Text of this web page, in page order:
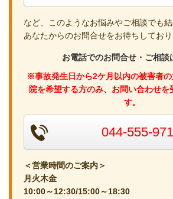
など、このようなお悩みやご相談でも結
あなたからのお問合せをお待ちしており
お電話でのお問合せ・ご相談
※事故発生日から2ケ月以内の被害者
院を希望する方のみ、お問い合わせを
す。
044-555-
＜営業時間のご案内＞
月火木金
10:00～12:30/15:00～18:30